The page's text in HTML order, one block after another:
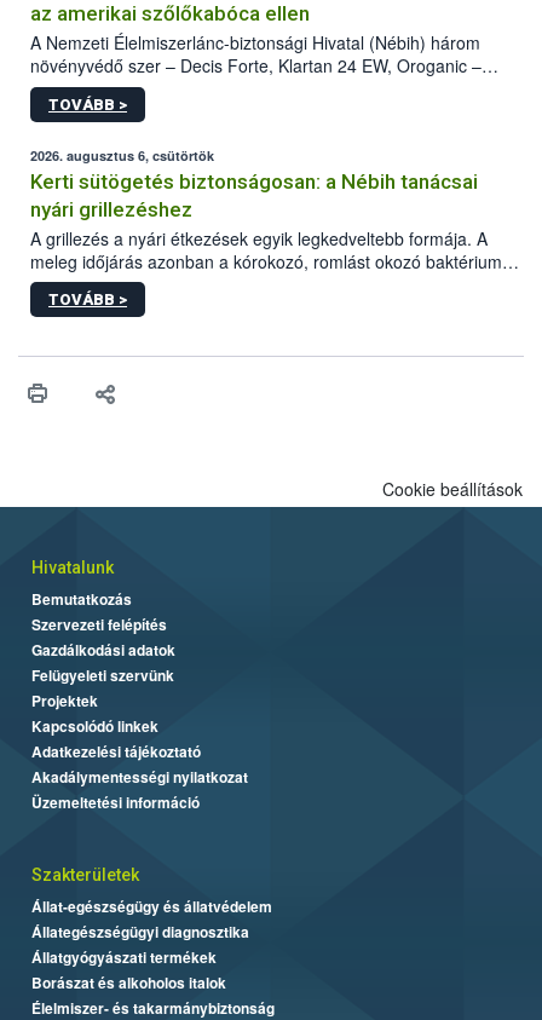
az amerikai szőlőkabóca ellen
A Nemzeti Élelmiszerlánc-biztonsági Hivatal (Nébih) három
növényvédő szer – Decis Forte, Klartan 24 EW, Oroganic –
engedélyokiratát módosította, így azok a szüretet követően,
egészen a vesszőérettség (BBCH 91) stádiumáig
érésű szőlőkben is legyen lehetőség a károsító elleni további
védekezésre. Az Oroganic készítmény kis kiszerelésben kiskerti
felhasználók számára is elérhető és ökológiai termesztésben is
engedélyezett.
TOVÁBB >
2026. augusztus 6, csütörtök
Kerti sütögetés biztonságosan: a Nébih tanácsai
nyári grillezéshez
A grillezés a nyári étkezések egyik legkedveltebb formája. A
meleg időjárás azonban a kórokozó, romlást okozó baktériumok
gyorsabb szaporodásának is kedvez. A szabadtéri sütögetés
ezért nem csupán a megfelelő sütési technikáról szól: legalább
higiéniai szabályok betartása, a megfelelő hőkezelés, valamint a
biztonsági Hivatal (Nébih) Oktatási Programja összegyűjtötte a
TOVÁBB >
Cookie beállítások
Hivatalunk
Bemutatkozás
Szervezeti felépítés
Gazdálkodási adatok
Felügyeleti szervünk
Projektek
Kapcsolódó linkek
Adatkezelési tájékoztató
Akadálymentességi nyilatkozat
Üzemeltetési információ
Szakterületek
Állat-egészségügy és állatvédelem
Állategészségügyi diagnosztika
Állatgyógyászati termékek
Borászat és alkoholos italok
Élelmiszer- és takarmánybiztonság